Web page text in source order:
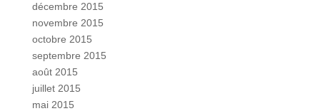
décembre 2015
novembre 2015
octobre 2015
septembre 2015
août 2015
juillet 2015
mai 2015